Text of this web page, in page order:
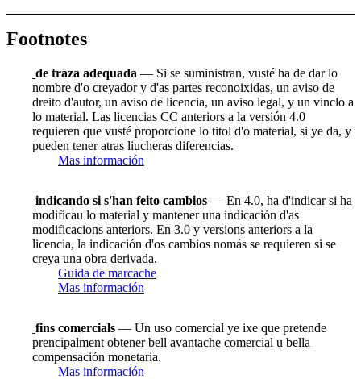
Footnotes
de traza adequada — Si se suministran, vusté ha de dar lo
nombre d'o creyador y d'as partes reconoixidas, un aviso de
dreito d'autor, un aviso de licencia, un aviso legal, y un vinclo a
lo material. Las licencias CC anteriors a la versión 4.0
requieren que vusté proporcione lo titol d'o material, si ye da, y
pueden tener atras liucheras diferencias.
Mas información
indicando si s'han feito cambios — En 4.0, ha d'indicar si ha
modificau lo material y mantener una indicación d'as
modificacions anteriors. En 3.0 y versions anteriors a la
licencia, la indicación d'os cambios nomás se requieren si se
creya una obra derivada.
Guida de marcache
Mas información
fins comercials — Un uso comercial ye ixe que pretende
prencipalment obtener bell avantache comercial u bella
compensación monetaria.
Mas información